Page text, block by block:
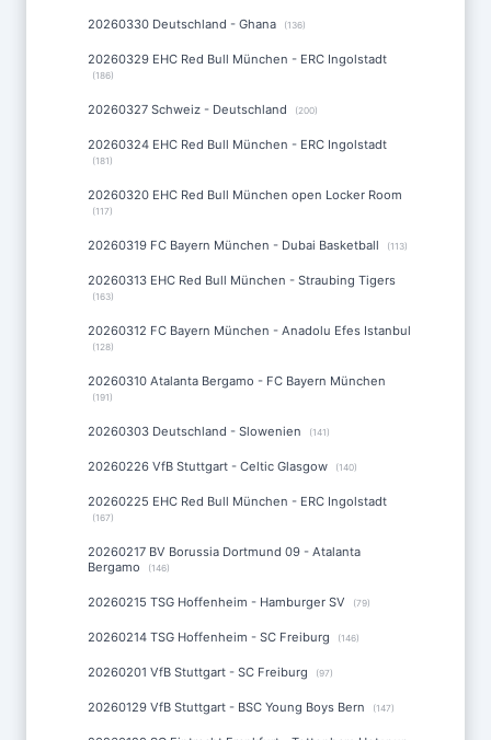
20260330 Deutschland - Ghana (136)
20260329 EHC Red Bull München - ERC Ingolstadt
(186)
20260327 Schweiz - Deutschland (200)
20260324 EHC Red Bull München - ERC Ingolstadt
(181)
20260320 EHC Red Bull München open Locker Room
(117)
20260319 FC Bayern München - Dubai Basketball (113)
20260313 EHC Red Bull München - Straubing Tigers
(163)
20260312 FC Bayern München - Anadolu Efes Istanbul
(128)
20260310 Atalanta Bergamo - FC Bayern München
(191)
20260303 Deutschland - Slowenien (141)
20260226 VfB Stuttgart - Celtic Glasgow (140)
20260225 EHC Red Bull München - ERC Ingolstadt
(167)
20260217 BV Borussia Dortmund 09 - Atalanta
Bergamo
(146)
20260215 TSG Hoffenheim - Hamburger SV (79)
20260214 TSG Hoffenheim - SC Freiburg (146)
20260201 VfB Stuttgart - SC Freiburg (97)
20260129 VfB Stuttgart - BSC Young Boys Bern (147)